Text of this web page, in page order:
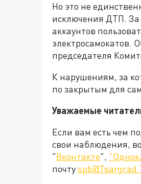
Но это не
исключения ДТП. За
аккаунтов
электросамокатов.
председателя
К нарушениям, за
по закрытым для
Уважаемые
Если вам есть чем
свои наблюдения,
"Вконтакте",
почту